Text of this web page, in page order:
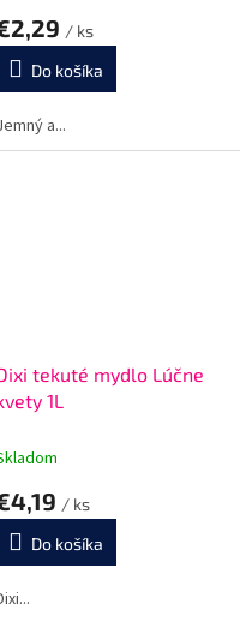
/ ks
Do košíka
a...
tekuté mydlo Lúčne
1L
/ ks
Do košíka